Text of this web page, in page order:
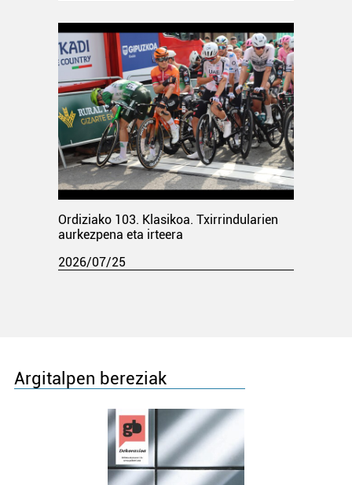
Ordiziako 103. Klasikoa. Txirrindularien
aurkezpena eta irteera
2026/07/25
Argitalpen bereziak